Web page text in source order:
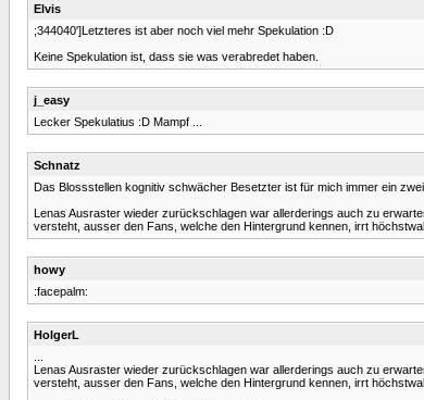
Elvis
;344040']Letzteres ist aber noch viel mehr Spekulation :D
Keine Spekulation ist, dass sie was verabredet haben.
j_easy
Lecker Spekulatius :D Mampf ...
Schnatz
Das Blossstellen kognitiv schwächer Besetzter ist für mich immer ein
Lenas Ausraster wieder zurückschlagen war allerderings auch zu
versteht, ausser den Fans, welche den Hintergrund kennen, irrt
howy
:facepalm:
HolgerL
Lenas Ausraster wieder zurückschlagen war allerderings auch zu
versteht, ausser den Fans, welche den Hintergrund kennen, irrt